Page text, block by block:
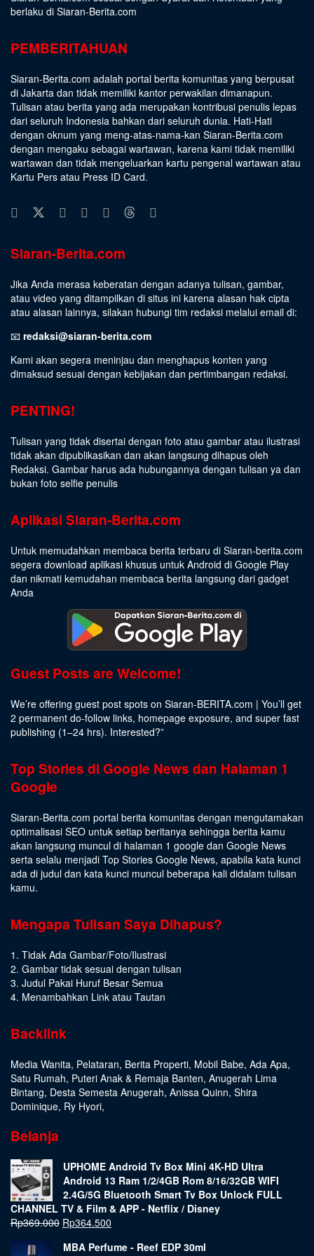
berlaku di Siaran-Berita.com
PEMBERITAHUAN
Siaran-Berita.com adalah portal berita komunitas yang berpusat
di Jakarta dan tidak memiliki kantor perwakilan dimanapun.
Tulisan atau berita yang ada merupakan kontribusi penulis lepas
dari seluruh Indonesia bahkan dari seluruh dunia. Hati-Hati
dengan oknum yang meng-atas-nama-kan Siaran-Berita.com
dengan mengaku sebagai wartawan, karena kami tidak memiliki
wartawan dan tidak mengeluarkan kartu pengenal wartawan atau
Kartu Pers atau Press ID Card.
Siaran-Berita.com
Jika Anda merasa keberatan dengan adanya tulisan, gambar,
atau video yang ditampilkan di situs ini karena alasan hak cipta
atau alasan lainnya, silakan hubungi tim redaksi melalui email di:
📧 redaksi@siaran-berita.com
Kami akan segera meninjau dan menghapus konten yang
dimaksud sesuai dengan kebijakan dan pertimbangan redaksi.
PENTING!
Tulisan yang tidak disertai dengan foto atau gambar atau ilustrasi
tidak akan dipublikasikan dan akan langsung dihapus oleh
Redaksi. Gambar harus ada hubungannya dengan tulisan ya dan
bukan foto selfie penulis
Aplikasi Siaran-Berita.com
Untuk memudahkan membaca berita terbaru di Siaran-berita.com
segera download aplikasi khusus untuk Android di Google Play
dan nikmati kemudahan membaca berita langsung dari gadget
Anda
Guest Posts are Welcome!
We’re offering guest post spots on Siaran-BERITA.com | You’ll get
2 permanent do-follow links, homepage exposure, and super fast
publishing (1–24 hrs). Interested?”
Top Stories di Google News dan Halaman 1
Google
Siaran-Berita.com portal berita komunitas dengan mengutamakan
optimalisasi SEO untuk setiap beritanya sehingga berita kamu
akan langsung muncul di halaman 1 google dan Google News
serta selalu menjadi Top Stories Google News, apabila kata kunci
ada di judul dan kata kunci muncul beberapa kali didalam tulisan
kamu.
Mengapa Tulisan Saya Dihapus?
1. Tidak Ada Gambar/Foto/Ilustrasi
2. Gambar tidak sesuai dengan tulisan
3. Judul Pakai Huruf Besar Semua
4. Menambahkan Link atau Tautan
Backlink
Media Wanita, Pelataran, Berita Properti, Mobil Babe, Ada Apa,
Satu Rumah, Puteri Anak & Remaja Banten, Anugerah Lima
Bintang, Desta Semesta Anugerah, Anissa Quinn, Shira
Dominique, Ry Hyori,
Belanja
UPHOME Android Tv Box Mini 4K-HD Ultra
Android 13 Ram 1/2/4GB Rom 8/16/32GB WIFI
2.4G/5G Bluetooth Smart Tv Box Unlock FULL
CHANNEL TV & Film & APP - Netflix / Disney
Rp369.000 Rp364.500
MBA Perfume - Reef EDP 30ml